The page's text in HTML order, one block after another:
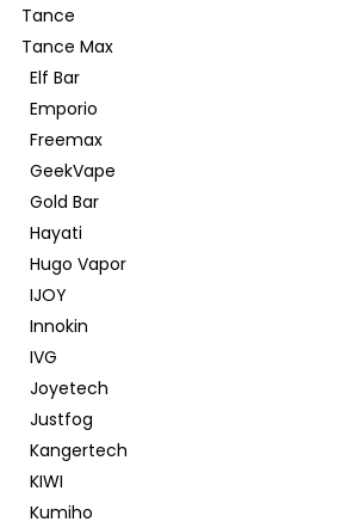
Tance
Tance Max
Elf Bar
Emporio
Freemax
GeekVape
Gold Bar
Hayati
Hugo Vapor
IJOY
Innokin
IVG
Joyetech
Justfog
Kangertech
KIWI
Kumiho